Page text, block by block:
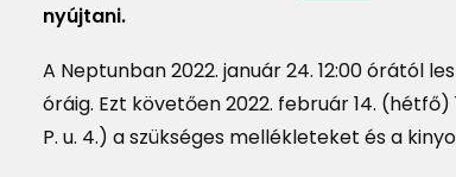
nyújtani.
A Neptunban 2022. január 24. 12:00 órától
óráig. Ezt követően 2022. február 14.
P. u. 4.) a szükséges mellékleteket és a